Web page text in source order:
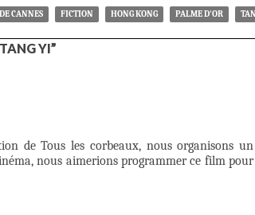
CANNES FICTION HONG KONG PALME D'OR
YI”
de Tous les corbeaux, nous organisons un
nous aimerions programmer ce film pour